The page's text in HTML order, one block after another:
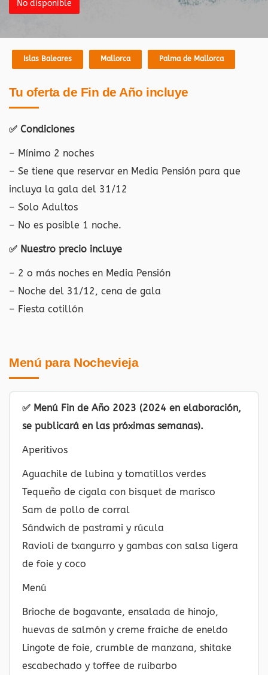
No disponible
Islas Baleares Mallorca Palma de Mallorca
Tu oferta de Fin de Año incluye
✅ Condiciones
– Mínimo 2 noches
– Se tiene que reservar en Media Pensión para que
incluya la gala del 31/12
– Solo Adultos
– No es posible 1 noche.
✅ Nuestro precio incluye
– 2 o más noches en Media Pensión
– Noche del 31/12, cena de gala
– Fiesta cotillón
Menú para Nochevieja
✅ Menú Fin de Año 2023 (2024 en elaboración,
se publicará en las próximas semanas).
Aperitivos
Aguachile de lubina y tomatillos verdes
Tequeño de cigala con bisquet de marisco
Sam de pollo de corral
Sándwich de pastrami y rúcula
Ravioli de txangurro y gambas con salsa ligera
de foie y coco
Menú
Brioche de bogavante, ensalada de hinojo,
huevas de salmón y creme fraiche de eneldo
Lingote de foie, crumble de manzana, shitake
escabechado y toffee de ruibarbo